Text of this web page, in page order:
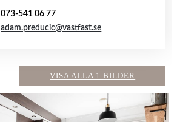
073-541 06 77
adam.preducic@vastfast.se
VISA ALLA 1 BILDER